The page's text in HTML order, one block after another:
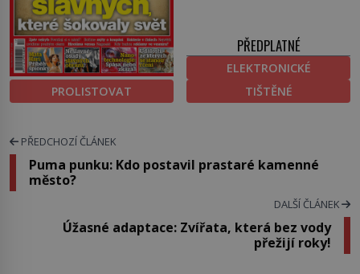
PROLISTOVAT
PŘEDPLATNÉ
ELEKTRONICKÉ
TIŠTĚNÉ
PŘEDCHOZÍ ČLÁNEK
Puma punku: Kdo postavil prastaré kamenné
město?
DALŠÍ ČLÁNEK
Úžasné adaptace: Zvířata, která bez vody
přežijí roky!